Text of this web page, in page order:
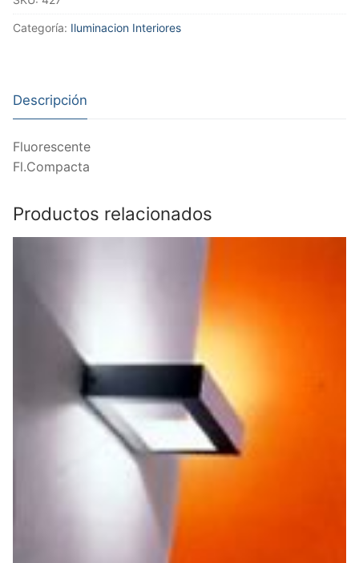
Categoría: Iluminacion Interiores
Descripción
Fluorescente
Fl.Compacta
Productos relacionados